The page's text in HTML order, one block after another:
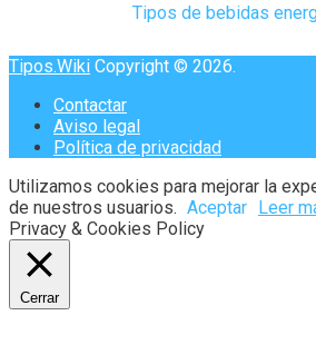
Tipos de bebidas
Tipos.Wiki Copyright © 2026.
Contactar
Aviso legal
Política de privacidad
Utilizamos cookies para mejorar la
de nuestros usuarios. Aceptar Leer
Privacy & Cookies Policy
Cerrar